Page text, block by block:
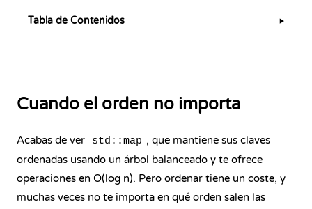
Cuando el orden no importa
Acabas de ver std::map , que mantiene sus claves
ordenadas usando un árbol balanceado y te ofrece
operaciones en O(log n). Pero ordenar tiene un coste, y
muchas veces no te importa en qué orden salen las
Tabla de Contenidos ▶